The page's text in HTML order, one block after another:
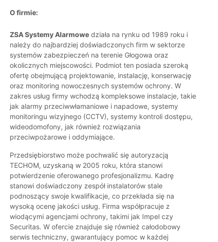
O firmie:
ZSA Systemy Alarmowe działa na rynku od 1989 roku i
należy do najbardziej doświadczonych firm w sektorze
systemów zabezpieczeń na terenie Głogowa oraz
okolicznych miejscowości. Podmiot ten posiada szeroką
ofertę obejmującą projektowanie, instalację, konserwację
oraz monitoring nowoczesnych systemów ochrony. W
zakres usług firmy wchodzą kompleksowe instalacje, takie
jak alarmy przeciwwłamaniowe i napadowe, systemy
monitoringu wizyjnego (CCTV), systemy kontroli dostępu,
wideodomofony, jak również rozwiązania
przeciwpożarowe i oddymiające.
Przedsiębiorstwo może pochwalić się autoryzacją
TECHOM, uzyskaną w 2005 roku, która stanowi
potwierdzenie oferowanego profesjonalizmu. Kadrę
stanowi doświadczony zespół instalatorów stale
podnoszący swoje kwalifikacje, co przekłada się na
wysoką ocenę jakości usług. Firma współpracuje z
wiodącymi agencjami ochrony, takimi jak Impel czy
Securitas. W ofercie znajduje się również całodobowy
serwis techniczny, gwarantujący pomoc w każdej